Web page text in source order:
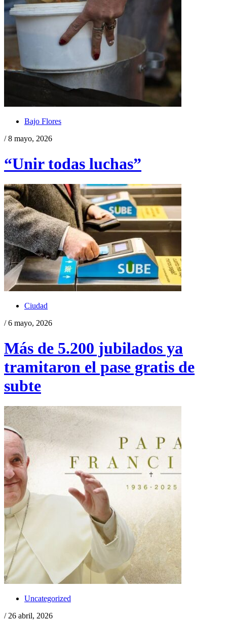
Bajo Flores
/ 8 mayo, 2026
“Unir todas luchas”
Ciudad
/ 6 mayo, 2026
Más de 5.200 jubilados ya
tramitaron el pase gratis de
subte
Uncategorized
/ 26 abril, 2026